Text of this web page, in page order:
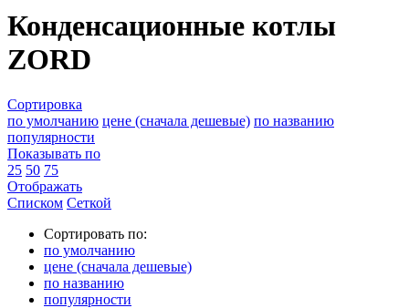
Конденсационные котлы
ZORD
Сортировка
по умолчанию цене (сначала дешевые) по названию
популярности
Показывать по
25 50 75
Отображать
Списком Сеткой
Сортировать по:
по умолчанию
цене (сначала дешевые)
по названию
популярности